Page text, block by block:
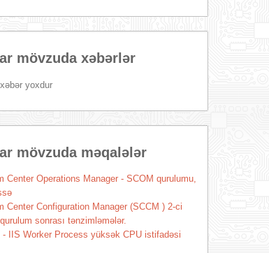
mövzuda xəbərlər
yoxdur
mövzuda məqalələr
Center Operations Manager - SCOM qurulumu,
Center Configuration Manager (SCCM ) 2-ci
sonrası tənzimləmələr.
- IIS Worker Process yüksək CPU istifadəsi